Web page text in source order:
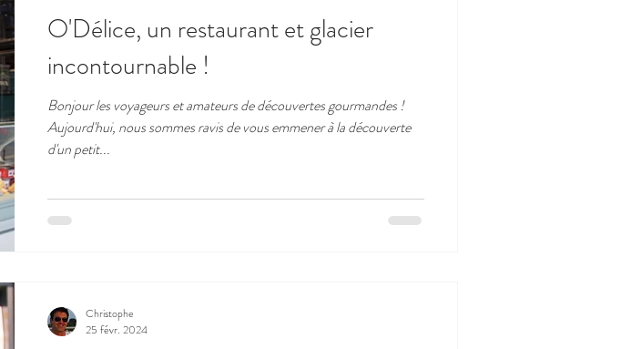
O'Délice, un restaurant et glacier
incontournable !
Bonjour les voyageurs et amateurs de découvertes gourmandes !
Aujourd'hui, nous sommes ravis de vous emmener à la découverte
d'un petit...
Christophe
25 févr. 2024